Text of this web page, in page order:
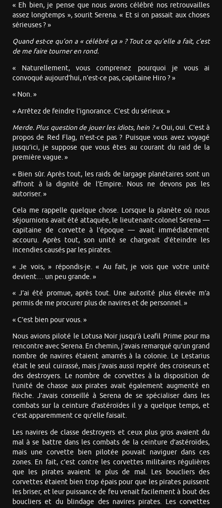
« Eh bien, je pense que nous avons célébré nos retrouvailles
assez longtemps », sourit Serena. « Et si on passait aux choses
sérieuses ? »
Quand est-ce qu’on a « célébré ça » ? Tout ce qu’elle a fait, c’est
de me faire tourner en rond.
« Naturellement, vous comprenez pourquoi je vous ai
convoqué aujourd’hui, n’est-ce pas, capitaine Hiro ? »
« Non. »
« Arrêtez de feindre l’ignorance. C’est du sérieux. »
Merde. Plus question de jouer les idiots, hein ? «Oui, oui. C’est à
propos de Red Flag, n’est-ce pas ? Puisque vous avez voyagé
jusqu’ici, je suppose que vous êtes au courant du raid de la
première vague. »
« Bien sûr. Après tout, les raids de largage planétaires sont un
affront à la dignité de l’Empire. Nous ne devons pas les
autoriser. »
Cela me rappelle quelque chose. Lorsque la planète où nous
séjournions avait été attaquée, le lieutenant-colonel Serena —
capitaine de corvette à l’époque — avait immédiatement
accouru. Après tout, son unité se chargeait d’éteindre les
incendies causés par les pirates.
« Je vois, » répondis-je. « Au fait, je vois que votre unité
devient… un peu grande. »
« J’ai été promue, après tout. Une autorité plus élevée m’a
permis de me procurer plus de navires et de personnel. »
« C’est bien pour vous. »
Nous avions piloté le Lotusa Noir jusqu’à Leafil Prime pour ma
rencontre avec Serena. En chemin, j’avais remarqué qu’un grand
nombre de navires étaient amarrés à la colonie. Le Lestarius
était le seul cuirassé, mais j’avais aussi repéré des croiseurs et
des destroyers. Le nombre de corvettes à la disposition de
l’unité de chasse aux pirates avait également augmenté en
flèche. J’avais conseillé à Serena de se spécialiser dans les
combats sur la ceinture d’astéroïdes il y a quelque temps, et
c’est apparemment ce qu’elle faisait.
Les navires de classe destroyers et ceux plus gros avaient du
mal à se battre dans les combats de la ceinture d’astéroïdes,
mais une corvette bien pilotée pouvait naviguer dans ces
zones. En fait, c’est contre les corvettes militaires régulières
que les pirates avaient le plus de mal. Les boucliers des
corvettes étaient bien trop épais pour que les pirates puissent
les briser, et leur puissance de feu venait facilement à bout des
boucliers et du blindage des navires pirates. Les corvettes